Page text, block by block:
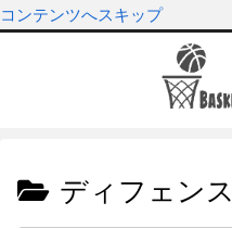
コンテンツへスキップ
ディフェンス